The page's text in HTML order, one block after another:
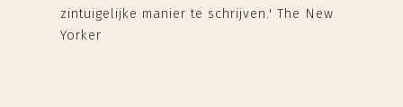
zintuigelijke manier te schrijven.' The New
Yorker